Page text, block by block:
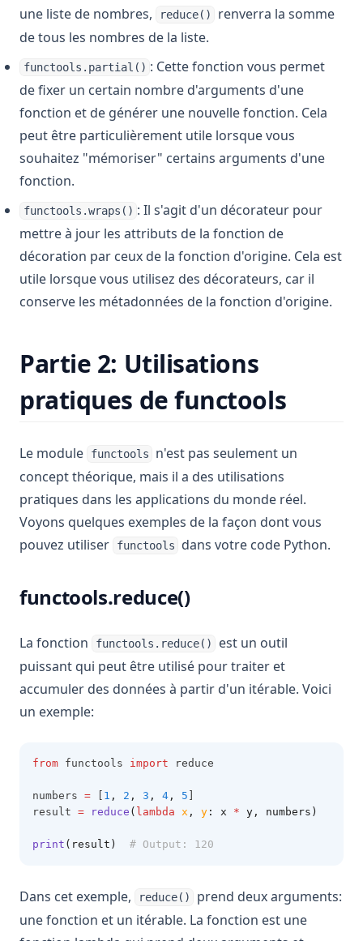
une liste de nombres,
reduce()
renverra la somme
de tous les nombres de la liste.
functools.partial() : Cette fonction vous permet
de fixer un certain nombre d'arguments d'une
fonction et de générer une nouvelle fonction. Cela
peut être particulièrement utile lorsque vous
souhaitez "mémoriser" certains arguments d'une
fonction.
functools.wraps() : Il s'agit d'un décorateur pour
mettre à jour les attributs de la fonction de
décoration par ceux de la fonction d'origine. Cela est
utile lorsque vous utilisez des décorateurs, car il
conserve les métadonnées de la fonction d'origine.
Partie 2: Utilisations
pratiques de functools
Le module functools
n'est pas seulement un
concept théorique, mais il a des utilisations
pratiques dans les applications du monde réel.
Voyons quelques exemples de la façon dont vous
pouvez utiliser
functools dans votre code Python.
functools.reduce()
La fonction functools.reduce()
est un outil
puissant qui peut être utilisé pour traiter et
accumuler des données à partir d'un itérable. Voici
un exemple:
from functools import reduce
numbers = 1 , 2 , 3 , 4 , 5
result = reduce ( lambda x , y : x * y, numbers)
print (result) # Output: 120
Dans cet exemple, reduce()
prend deux arguments:
une fonction et un itérable. La fonction est une